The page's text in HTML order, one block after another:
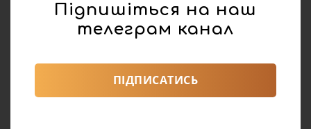
Підпишіться на наш
телеграм канал
ПІДПИСАТИСЬ